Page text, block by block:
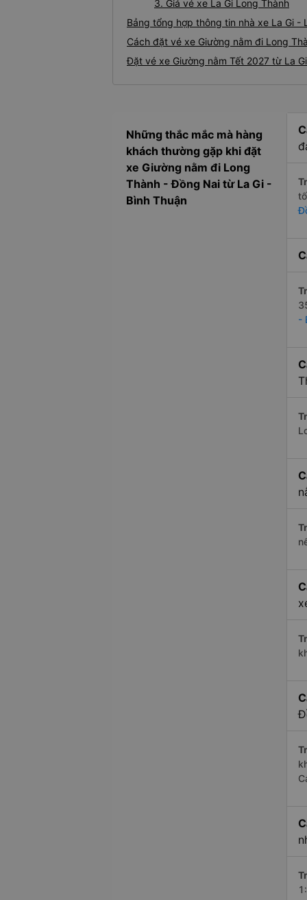
3. Giá vé xe La Gi Long Thành
Bảng tổng hợp thông tin nhà xe La Gi -
Cách đặt vé xe Giường nằm đi Long
Đặt vé xe Giường nằm Tết 2027 từ La
Những thắc mắc mà hàng
khách thường gặp khi đặt
xe Giường nằm đi Long
Thành - Đồng Nai từ La Gi -
Bình Thuận
-